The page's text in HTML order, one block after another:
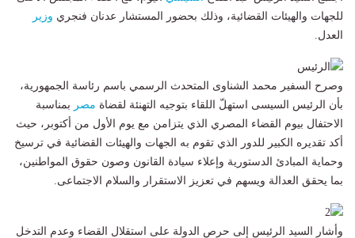
للجهات والهيئات القضائية، وذلك بحضور المستشار عدنان فنجري وزير
العدل.
وصرح السفير محمد الشناوى المتحدث الرسمي باسم رئاسة الجمهورية،
بأن الرئيس السيسى استهلّ اللقاء بتوجيه التهنئة لقضاة مصر بمناسبة
الاحتفال بيوم القضاء المصري الذي يتزامن مع يوم الأول من أكتوبر، حيث
أكد تقديره الكبير للدور الذي تقوم به الجهات والهيئات القضائية في ترسيخ
وحماية المبادئ الدستورية وإعلاء سيادة القانون وصون حقوق المواطنين،
بما يحقق العدالة ويسهم في تعزيز الاستقرار والسلام الاجتماعى.
وأشار السيد الرئيس إلى حرص الدولة على استقلال القضاء وعدم التدخل